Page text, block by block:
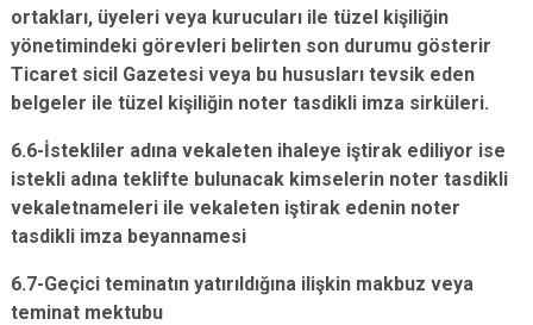
ortakları, üyeleri veya kurucuları ile tüzel kişiliğin
yönetimindeki görevleri belirten son durumu gösterir
Ticaret sicil Gazetesi veya bu hususları tevsik eden
belgeler ile tüzel kişiliğin noter tasdikli imza sirküleri.
6.6-İstekliler adına vekaleten ihaleye iştirak ediliyor ise
istekli adına teklifte bulunacak kimselerin noter tasdikli
vekaletnameleri ile vekaleten iştirak edenin noter
tasdikli imza beyannamesi
6.7-Geçici teminatın yatırıldığına ilişkin makbuz veya
teminat mektubu